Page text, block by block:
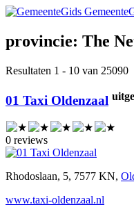
provincie: The
Resultaten 1 - 10 van 25090
01 Taxi Oldenzaal
0 reviews
Rhodoslaan, 5, 7577 KN,
www.taxi-oldenzaal.nl